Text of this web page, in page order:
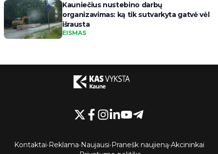
Kauniečius nustebino darbų
organizavimas: ką tik sutvarkyta gatvė vėl
išrausta
EISMAS
Kontaktai•Reklama•Naujausi•Pranešk naujieną•Akcininkai